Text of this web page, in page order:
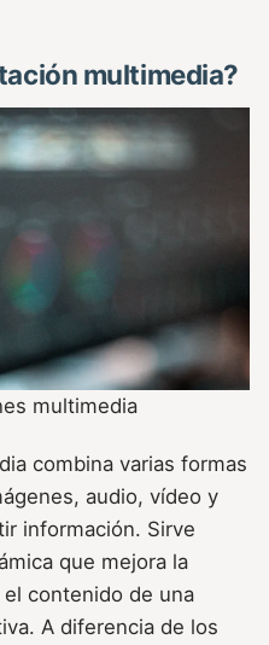
multimedia?
multimedia
combina varias formas
audio, vídeo y
información. Sirve
que mejora la
contenido de una
A diferencia de los